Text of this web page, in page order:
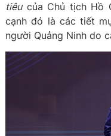
tiêucủa Chủ tịch Hồ
cạnh đó là các tiết
người Quảng Ninh do